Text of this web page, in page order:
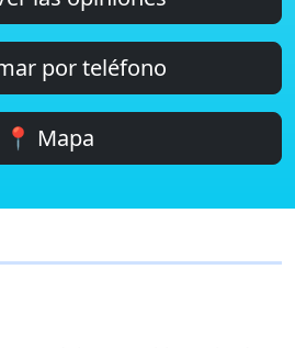
por teléfono
📍 Mapa